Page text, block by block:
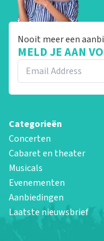
Nooit meer een
MELD JE AAN
Categorieën
Concerten
Cabaret en theater
Musicals
Evenementen
Aanbiedingen
Laatste nieuwsbrief